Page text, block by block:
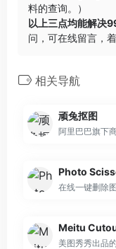
料的查询。）
以上三点均能解决
问，可在线留言，
相关导航
顽兔抠图
Photo
Meitu